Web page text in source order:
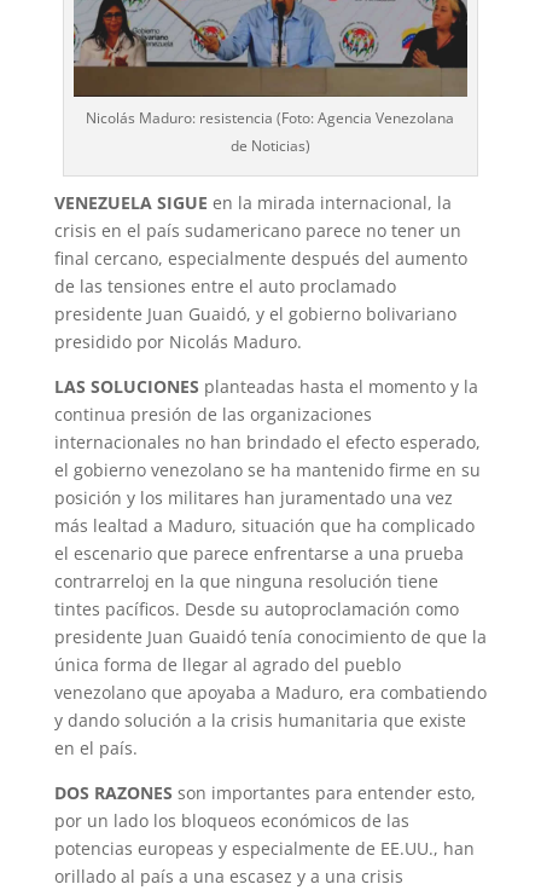
Nicolás Maduro: resistencia (Foto: Agencia Venezolana
de Noticias)
VENEZUELA SIGUE en la mirada internacional, la
crisis en el país sudamericano parece no tener un
final cercano, especialmente después del aumento
de las tensiones entre el auto proclamado
presidente Juan Guaidó, y el gobierno bolivariano
presidido por Nicolás Maduro.
LAS SOLUCIONES planteadas hasta el momento y la
continua presión de las organizaciones
internacionales no han brindado el efecto esperado,
el gobierno venezolano se ha mantenido firme en su
posición y los militares han juramentado una vez
más lealtad a Maduro, situación que ha complicado
el escenario que parece enfrentarse a una prueba
contrarreloj en la que ninguna resolución tiene
tintes pacíficos. Desde su autoproclamación como
presidente Juan Guaidó tenía conocimiento de que la
única forma de llegar al agrado del pueblo
venezolano que apoyaba a Maduro, era combatiendo
y dando solución a la crisis humanitaria que existe
en el país.
DOS RAZONES son importantes para entender esto,
por un lado los bloqueos económicos de las
potencias europeas y especialmente de EE.UU., han
orillado al país a una escasez y a una crisis